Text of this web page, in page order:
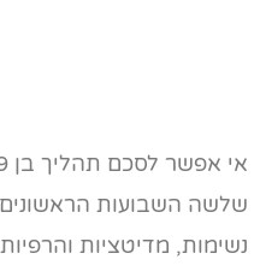
אי אפשר לסכם תהליך בן 9 חודשים בכמה מילים אבל אנסה בקצרה:
שלשה השבועות
נשימות, מדיטציות